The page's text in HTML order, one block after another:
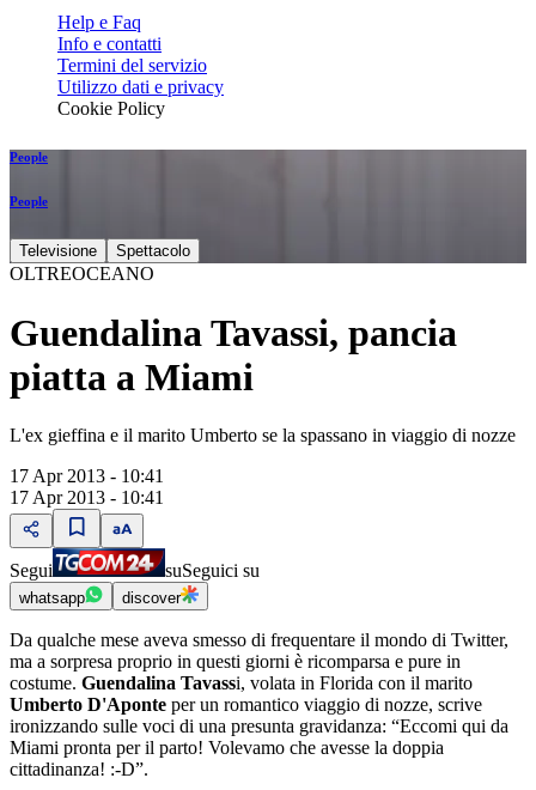
Help e Faq
Info e contatti
Termini del servizio
Utilizzo dati e privacy
Cookie Policy
People
People
Televisione Spettacolo
OLTREOCEANO
Guendalina Tavassi, pancia
piatta a Miami
L'ex gieffina e il marito Umberto se la spassano in viaggio di nozze
17 Apr 2013 - 10:41
17 Apr 2013 - 10:41
Segui suSeguici su
whatsapp discover
Da qualche mese aveva smesso di frequentare il mondo di Twitter,
ma a sorpresa proprio in questi giorni è ricomparsa e pure in
costume. Guendalina Tavassi, volata in Florida con il marito
Umberto D'Aponte per un romantico viaggio di nozze, scrive
ironizzando sulle voci di una presunta gravidanza: “Eccomi qui da
Miami pronta per il parto! Volevamo che avesse la doppia
cittadinanza! :-D”.